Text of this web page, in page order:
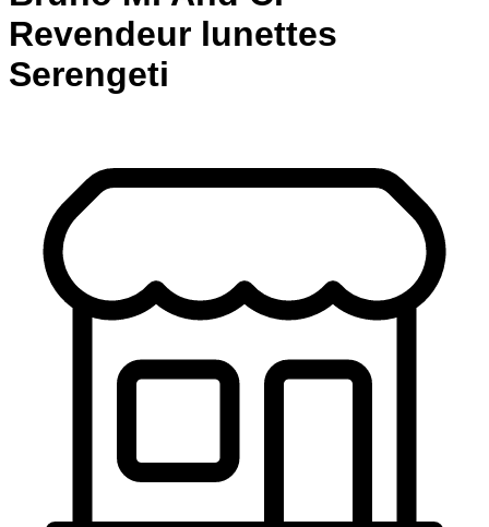
Revendeur lunettes
Serengeti